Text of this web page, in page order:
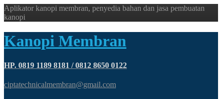
Aplikator kanopi membran, penyedia bahan dan jasa pembuatan
kanopi
Kanopi Membran
HP. 0819 1189 8181 / 0812 8650 0122
ciptatechnicalmembran@gmail.com